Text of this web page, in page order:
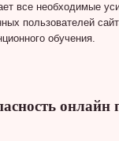
все необходимые
пользователей
обучения.
онлайн